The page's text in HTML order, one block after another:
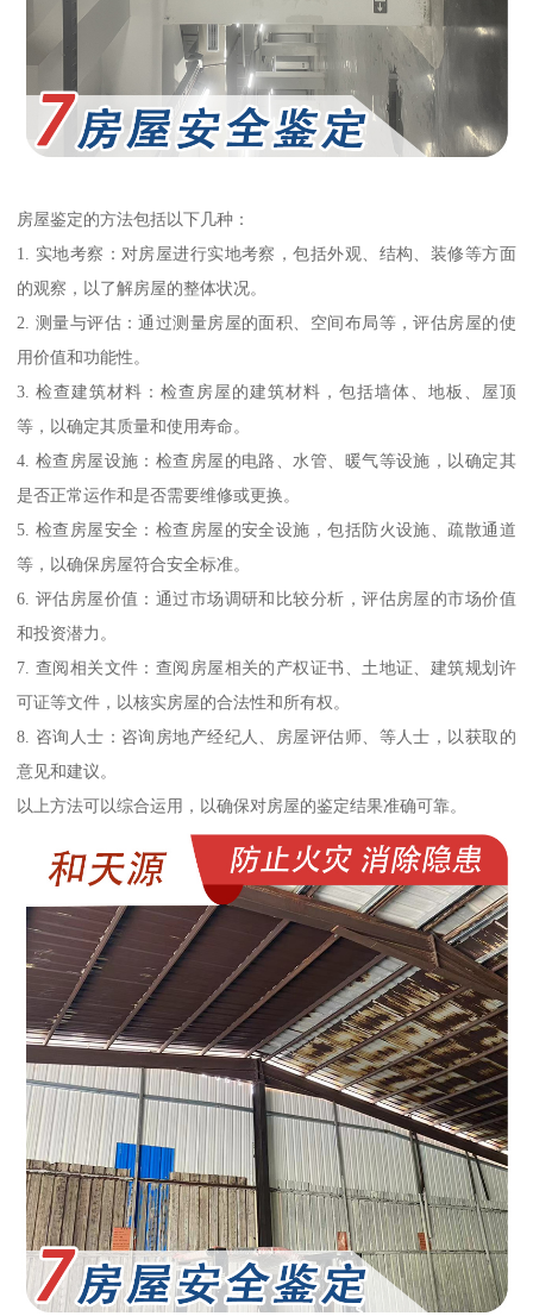
房屋鉴定的方法包括以下几种：
1. 实地考察：对房屋进行实地考察，包括外观、结构、装修等方面
的观察，以了解房屋的整体状况。
2. 测量与评估：通过测量房屋的面积、空间布局等，评估房屋的使
用价值和功能性。
3. 检查建筑材料：检查房屋的建筑材料，包括墙体、地板、屋顶
等，以确定其质量和使用寿命。
4. 检查房屋设施：检查房屋的电路、水管、暖气等设施，以确定其
是否正常运作和是否需要维修或更换。
5. 检查房屋安全：检查房屋的安全设施，包括防火设施、疏散通道
等，以确保房屋符合安全标准。
6. 评估房屋价值：通过市场调研和比较分析，评估房屋的市场价值
和投资潜力。
7. 查阅相关文件：查阅房屋相关的产权证书、土地证、建筑规划许
可证等文件，以核实房屋的合法性和所有权。
8. 咨询人士：咨询房地产经纪人、房屋评估师、等人士，以获取的
意见和建议。
以上方法可以综合运用，以确保对房屋的鉴定结果准确可靠。